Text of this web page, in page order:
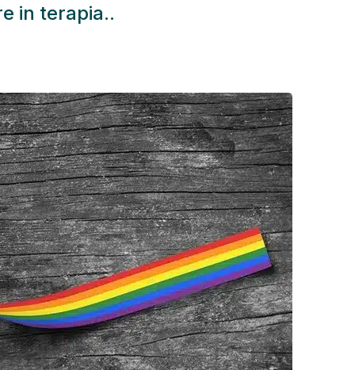
in terapia..